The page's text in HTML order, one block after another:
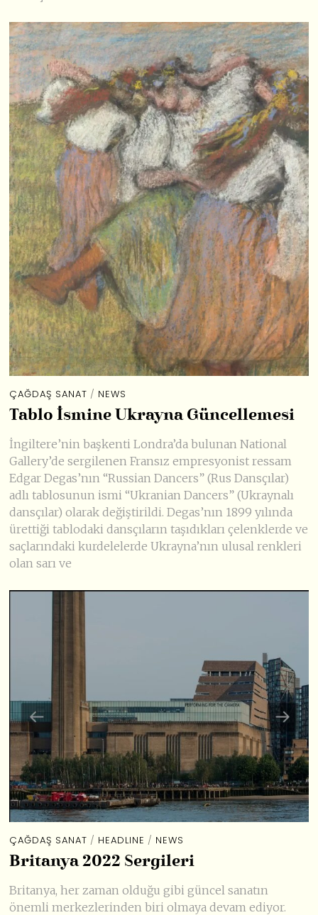
ÇAĞDAŞ SANAT / NEWS
Tablo İsmine Ukrayna Güncellemesi
İngiltere’nin başkenti Londra’da bulunan National
Gallery’de sergilenen Fransız empresyonist ressam
Edgar Degas’nın “Russian Dancers” (Rus Dansçılar)
adlı tablosunun ismi “Ukranian Dancers” (Ukraynalı
dansçılar) olarak değiştirildi. Degas’nın 1899 yılında
ürettiği tablodaki dansçıların taşıdıkları çelenklerde ve
saçlarındaki kurdelelerde Ukrayna’nın ulusal renkleri
olan sarı ve
ÇAĞDAŞ SANAT / HEADLINE / NEWS
Britanya 2022 Sergileri
Britanya, her zaman olduğu gibi güncel sanatın
önemli merkezlerinden biri olmaya devam ediyor.